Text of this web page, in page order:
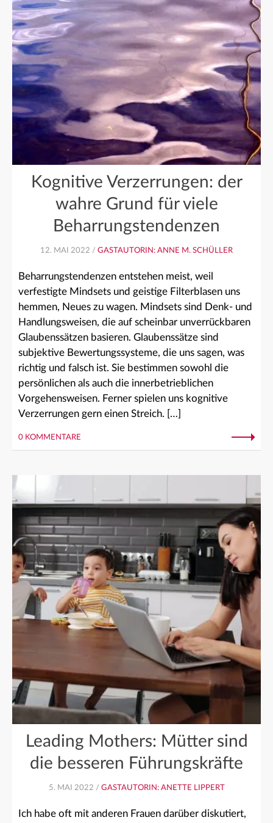
Kognitive Verzerrungen: der
wahre Grund für viele
Beharrungstendenzen
12. MAI 2022 / GASTAUTORIN: ANNE M. SCHÜLLER
Beharrungstendenzen entstehen meist, weil
verfestigte Mindsets und geistige Filterblasen uns
hemmen, Neues zu wagen. Mindsets sind Denk- und
Handlungsweisen, die auf scheinbar unverrückbaren
Glaubenssätzen basieren. Glaubenssätze sind
subjektive Bewertungssysteme, die uns sagen, was
richtig und falsch ist. Sie bestimmen sowohl die
persönlichen als auch die innerbetrieblichen
Vorgehensweisen. Ferner spielen uns kognitive
Verzerrungen gern einen Streich. […]
0 KOMMENTARE
Leading Mothers: Mütter sind
die besseren Führungskräfte
5. MAI 2022 / GASTAUTORIN: ANETTE LIPPERT
Ich habe oft mit anderen Frauen darüber diskutiert,